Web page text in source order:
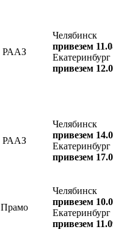
РААЗ
Челябинск
привезем
Екатеринбург
привезем
РААЗ
Челябинск
привезем
Екатеринбург
привезем
Прамо
Челябинск
привезем
Екатеринбург
привезем